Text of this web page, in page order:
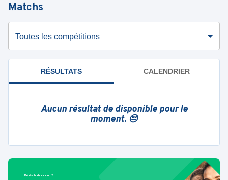
Matchs
Toutes les compétitions
RÉSULTATS CALENDRIER
Aucun résultat de disponible pour le
moment. 😔
Bénévole de ce club ?